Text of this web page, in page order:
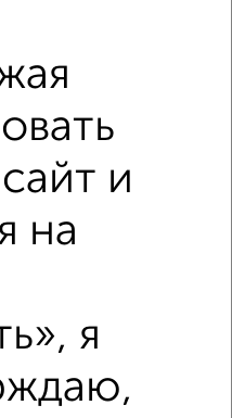
рядом
и
на
я